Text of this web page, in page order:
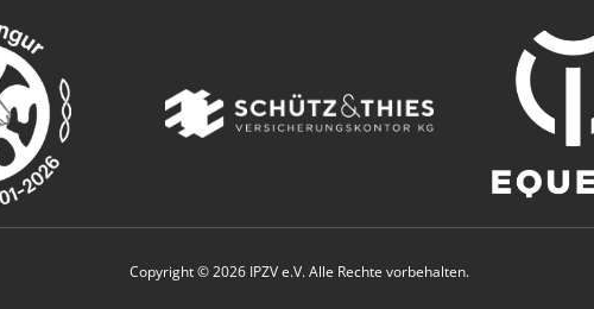
Copyright © 2026 IPZV e.V. Alle Rechte vorbehalten.